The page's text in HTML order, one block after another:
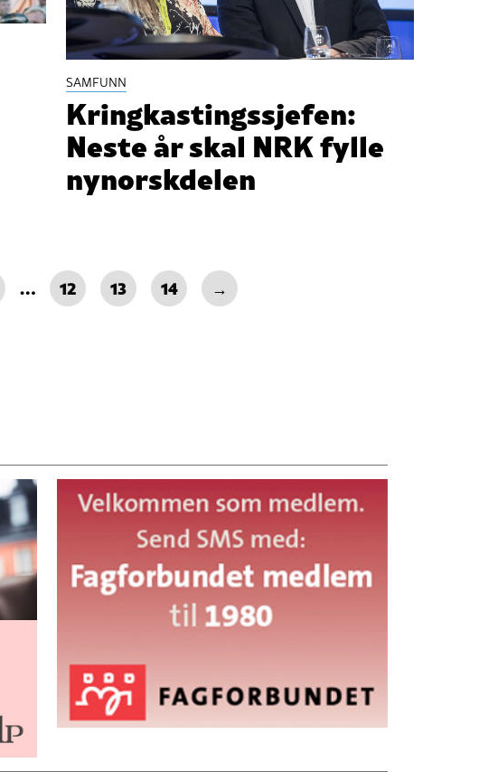
SAMFUNN
Kringkastingssjefen:
Neste år skal NRK fylle
nynorskdelen
… 12 13 14 →